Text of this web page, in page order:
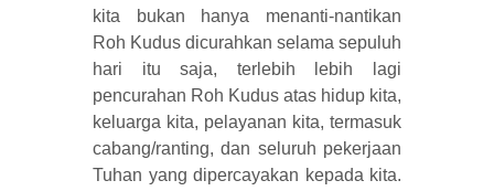
kita bukan hanya menanti-nantikan
Roh Kudus dicurahkan selama sepuluh
hari itu saja, terlebih lebih lagi
pencurahan Roh Kudus atas hidup kita,
keluarga kita, pelayanan kita, termasuk
cabang/ranting, dan seluruh pekerjaan
Tuhan yang dipercayakan kepada kita.